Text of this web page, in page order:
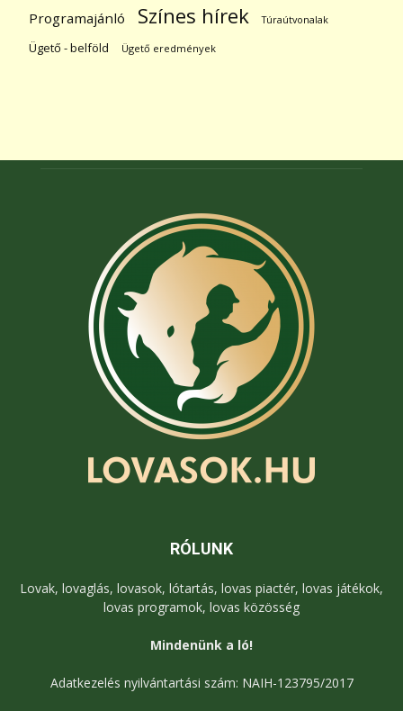
Programajánló Színes hírek Túraútvonalak
Ügető - belföld Ügető eredmények
RÓLUNK
Lovak, lovaglás, lovasok, lótartás, lovas piactér, lovas játékok,
lovas programok, lovas közösség
Mindenünk a ló!
Adatkezelés nyilvántartási szám: NAIH-123795/2017